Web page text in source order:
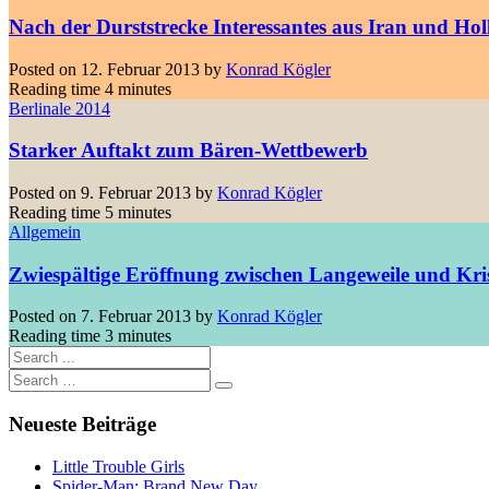
Nach der Durststrecke Interessantes aus Iran und
Posted on 12. Februar 2013 by Konrad Kögler
Reading time 4 minutes
Berlinale 2014
Starker Auftakt zum Bären-Wettbewerb
Posted on 9. Februar 2013 by Konrad Kögler
Reading time 5 minutes
Allgemein
Zwiespältige Eröffnung zwischen Langeweile und
Posted on 7. Februar 2013 by Konrad Kögler
Reading time 3 minutes
Neueste Beiträge
Little Trouble Girls